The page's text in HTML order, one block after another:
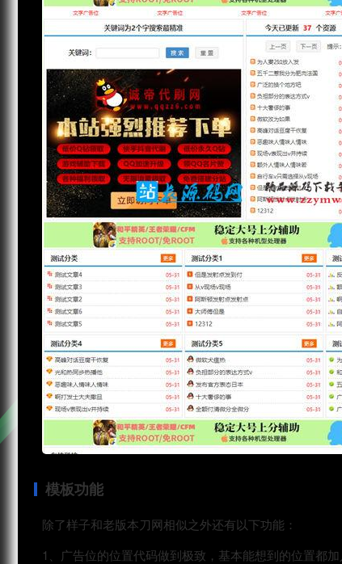
模板功能
除了样子和老版本刀网相似之外还有以下功能：
1、广告位的位置代码做到极致，基本能想到的位置都加